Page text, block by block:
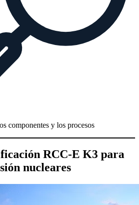
componentes y los procesos
RCC-E K3 para
nucleares